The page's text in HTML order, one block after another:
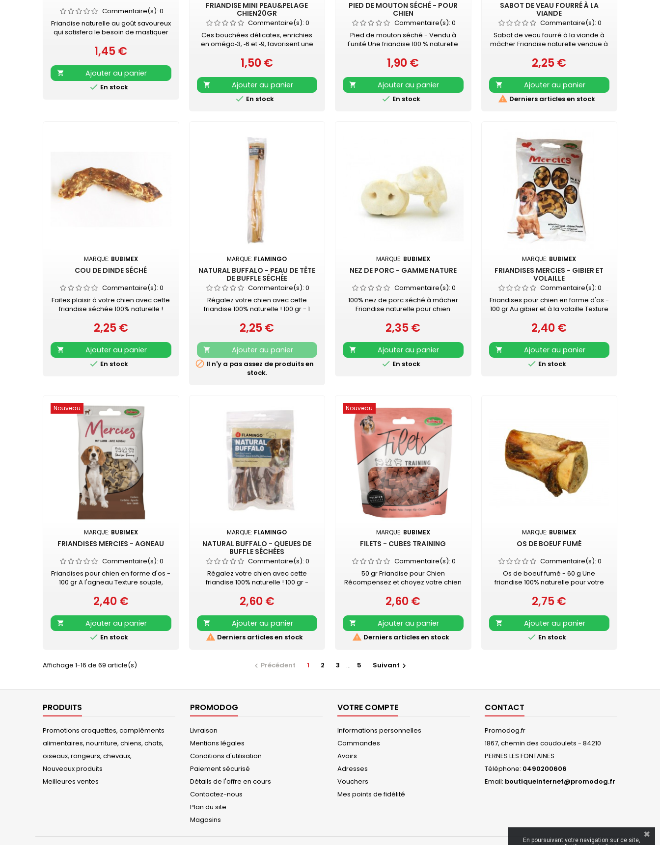
Commentaire(s): 0
Friandise naturelle au goût savoureux
qui satisfera le besoin de mastiquer
bucco-dentaire - Occupation
gourmande longue durée - En
complément d'une alimentation
équilibrée et complète - Veiller à
laisser de l'eau propre et fraîche à
Prix
1,45 €

Ajouter au panier
 En stock
FRIANDISE MINI PEAU&PELAGE
CHIEN20GR
Commentaire(s):0
Ces bouchées délicates, enrichies
en oméga‑3, ‑6 et ‑9, favorisent une
Fabriquées en France, elles
nourrissent en profondeur tout en
étant savoureuses. Idéales en
récompense quotidienne ou à
emporter lors des balades, ces
Prix
1,50 €

Ajouter au panier
 En stock
PIED DE MOUTON SÉCHÉ - POUR
CHIEN
Commentaire(s): 0
Pied de mouton séché - Vendu à
l'unité Une friandise 100 % naturelle
bonne santé dentaire de votre
animal tout en lui promettant des
heures de mastication...
Prix
1,90 €

Ajouter au panier
 En stock
SABOT DE VEAU FOURRÉ À LA
VIANDE
Commentaire(s):0
Sabot de veau fourré à la viande à
mâcher Friandise naturelle vendue à
Prix
2,25 €

Ajouter au panier
 Derniers articles en stock
MARQUE: BUBIMEX
COU DE DINDE SÉCHÉ
Commentaire(s): 0
Faites plaisir à votre chien avec cette
friandise séchée 100% naturelle !
Pour chien - à mâcher Vendu à la
pièce
Prix
2,25 €

Ajouter au panier
 En stock
MARQUE: FLAMINGO
NATURAL BUFFALO - PEAU DE TÊTE
DE BUFFLE SÉCHÉE
Commentaire(s):0
Régalez votre chien avec cette
friandise 100% naturelle ! 100 gr - 1
peau de tête de buffleHaute teneur
en protéines - Faible teneur en
graisse - Sans gluten - Pas de sucre
ajouté
Prix
2,25 €

Ajouter au panier
 Il n'y a pas assez de produits en
stock.
MARQUE: BUBIMEX
NEZ DE PORC - GAMME NATURE
Commentaire(s): 0
100% nez de porc séché à mâcher
Friandise naturelle pour chien
SUCRE AJOUTÉ
Prix
2,35 €

Ajouter au panier
 En stock
MARQUE: BUBIMEX
FRIANDISES MERCIES - GIBIER ET
VOLAILLE
Commentaire(s):0
Friandises pour chien en forme d'os -
100 gr Au gibier et à la volaille Texture
Prix
2,40 €

Ajouter au panier
 En stock
Nouveau
MARQUE: BUBIMEX
FRIANDISES MERCIES - AGNEAU
Commentaire(s): 0
Friandises pour chien en forme d'os -
100 gr A l'agneau Texture souple,
Prix
2,40 €

Ajouter au panier
 En stock
MARQUE: FLAMINGO
NATURAL BUFFALO - QUEUES DE
BUFFLE SÉCHÉES
Commentaire(s):0
Régalez votre chien avec cette
friandise 100% naturelle ! 100 gr -
queue de buffleHaute teneur en
protéines - Faible teneur en graisse -
Sans gluten - Pas de sucre ajouté
Prix
2,60 €

Ajouter au panier
 Derniers articles en stock
Nouveau
MARQUE: BUBIMEX
FILETS - CUBES TRAINING
Commentaire(s): 0
50 gr Friandise pour Chien
Récompensez et choyez votre chien
GOÛTS : - Cubes POULET - Cubes
AGNEAU - Cubes CANARD
Prix
2,60 €

Ajouter au panier
 Derniers articles en stock
MARQUE: BUBIMEX
OS DE BOEUF FUMÉ
Commentaire(s):0
Os de boeuf fumé - 60 g Une
friandise 100% naturelle pour votre
Prix
2,75 €

Ajouter au panier
 En stock
Affichage 1-16 de 69 article(s)  Précédent 1 2 3 … 5 Suivant 
PRODUITS
Promotions croquettes, compléments
alimentaires, nourriture, chiens, chats,
oiseaux, rongeurs, chevaux,
Nouveaux produits
Meilleures ventes
PROMODOG
Livraison
Mentions légales
Conditions d'utilisation
Paiement sécurisé
Détails de l'offre en cours
Contactez-nous
Plan du site
Magasins
VOTRE COMPTE
Informations personnelles
Commandes
Avoirs
Adresses
Vouchers
Mes points de fidélité
CONTACT
Promodog.fr
1867, chemin des coudoulets - 84210
PERNES LES FONTAINES
Téléphone: 0490200606
Email: boutiqueinternet@promodog.fr
En poursuivant votre navigation sur ce site,